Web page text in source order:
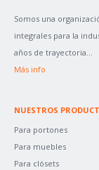
O
R
:
Somos una
integrales para la
años de trayectoria...
Más info
NUESTROS
Para portones
Para muebles
Para clósets